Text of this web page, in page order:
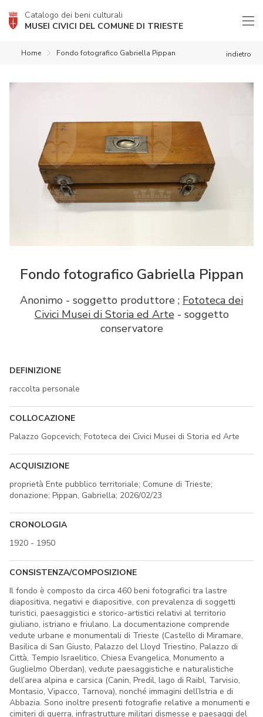
Catalogo dei beni culturali
MUSEI CIVICI DEL COMUNE DI TRIESTE
indietro
Home Fondo fotografico Gabriella Pippan
Fondo fotografico Gabriella Pippan
Anonimo - soggetto produttore ; Fototeca dei
Civici Musei di Storia ed Arte- soggetto
conservatore
DEFINIZIONE
raccolta personale
COLLOCAZIONE
Palazzo Gopcevich; Fototeca dei Civici Musei di Storia ed Arte
ACQUISIZIONE
proprietà Ente pubblico territoriale; Comune di Trieste;
donazione; Pippan, Gabriella; 2026/02/23
CRONOLOGIA
1920 - 1950
CONSISTENZA/COMPOSIZIONE
Il fondo è composto da circa 460 beni fotografici tra lastre
diapositiva, negativi e diapositive, con prevalenza di soggetti
turistici, paesaggistici e storico-artistici relativi al territorio
giuliano, istriano e friulano. La documentazione comprende
vedute urbane e monumentali di Trieste (Castello di Miramare,
Basilica di San Giusto, Palazzo del Lloyd Triestino, Palazzo di
Città, Tempio Israelitico, Chiesa Evangelica, Monumento a
Guglielmo Oberdan), vedute paesaggistiche e naturalistiche
dell’area alpina e carsica (Canin, Predil, lago di Raibl, Tarvisio,
Montasio, Vipacco, Tarnova), nonché immagini dell’Istria e di
Abbazia. Sono inoltre presenti fotografie relative a monumenti e
cimiteri di guerra, infrastrutture militari dismesse e paesaggi del